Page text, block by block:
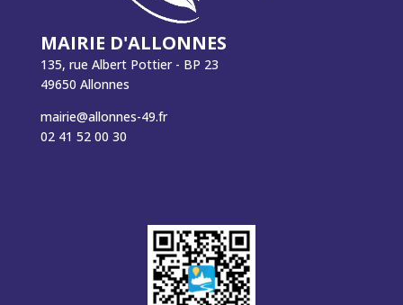
MAIRIE D'ALLONNES
135, rue Albert Pottier - BP 23
49650 Allonnes
mairie@allonnes-49.fr
02 41 52 00 30